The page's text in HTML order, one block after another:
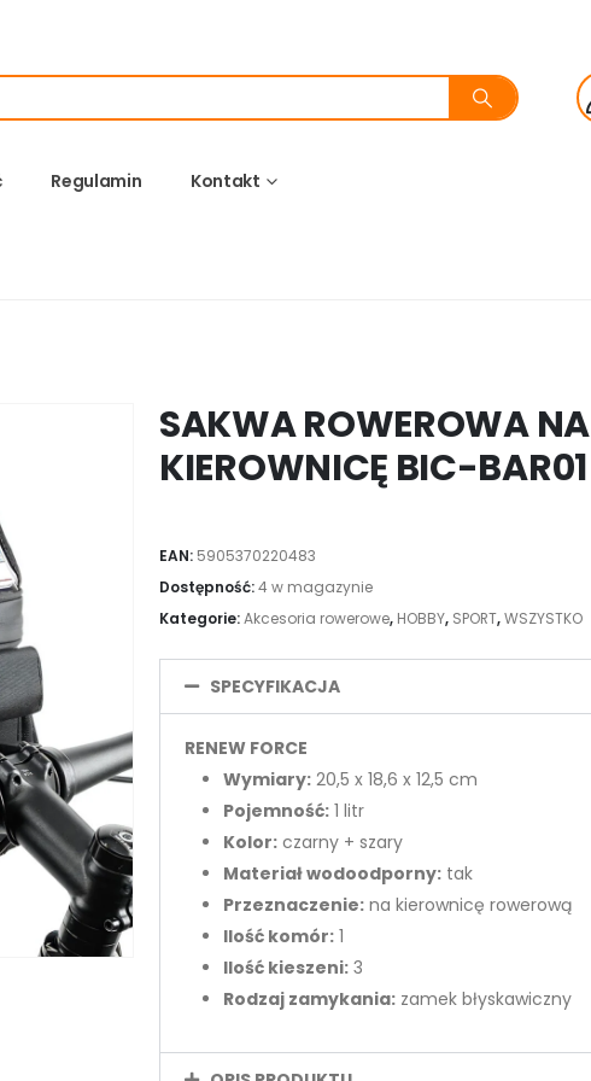
Regulamin Kontakt
SAKWA ROWEROWA NA
KIEROWNICĘ BIC-BAR01
EAN: 5905370220483
Dostępność:4 w magazynie
Kategorie:Akcesoria rowerowe, HOBBY, SPORT,WSZYSTKO
SPECYFIKACJA
RENEW FORCE
Wymiary: 20,5 x 18,6 x 12,5 cm
Pojemność: 1 litr
Kolor: czarny + szary
Materiał wodoodporny: tak
Przeznaczenie: na kierownicę rowerową
Ilość komór: 1
Ilość kieszeni: 3
Rodzaj zamykania: zamek błyskawiczny